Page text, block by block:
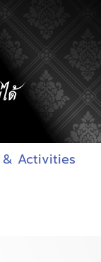
& Activities